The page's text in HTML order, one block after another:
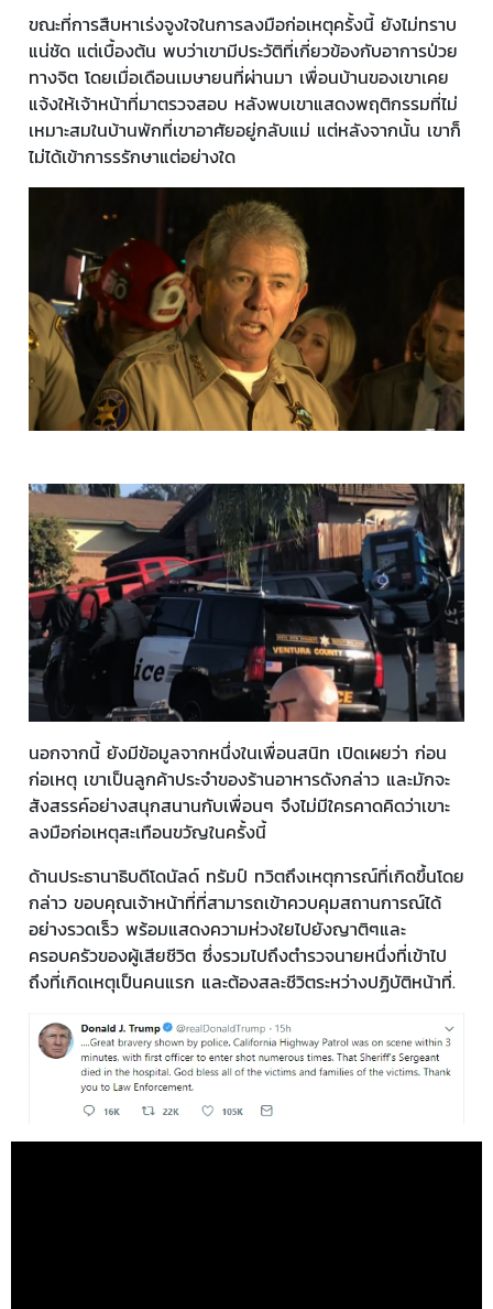
ขณะที่การสืบหาเร่งจูงใจในการลงมือก่อเหตุครั้งนี้ ยังไม่ทราบ
แน่ชัด แต่เบื้องต้น พบว่าเขามีประวัติที่เกี่ยวข้องกับอาการป่วย
ทางจิต โดยเมื่อเดือนเมษายนที่ผ่านมา เพื่อนบ้านของเขาเคย
แจ้งให้เจ้าหน้าที่มาตรวจสอบ หลังพบเขาแสดงพฤติกรรมที่ไม่
เหมาะสมในบ้านพักที่เขาอาศัยอยู่กลับแม่ แต่หลังจากนั้น เขาก็
ไม่ได้เข้าการรรักษาแต่อย่างใด
นอกจากนี้ ยังมีข้อมูลจากหนึ่งในเพื่อนสนิท เปิดเผยว่า ก่อน
ก่อเหตุ เขาเป็นลูกค้าประจำของร้านอาหารดังกล่าว และมักจะ
สังสรรค์อย่างสนุกสนานกับเพื่อนๆ จึงไม่มีใครคาดคิดว่าเขาะ
ลงมือก่อเหตุสะเทือนขวัญในครั้งนี้
ด้านประธานาธิบดีโดนัลด์ ทรัมป์ ทวิตถึงเหตุการณ์ที่เกิดขึ้นโดย
กล่าว ขอบคุณเจ้าหน้าที่ที่สามารถเข้าควบคุมสถานการณ์ได้
อย่างรวดเร็ว พร้อมแสดงความห่วงใยไปยังญาติๆและ
ครอบครัวของผู้เสียชีวิต ซึ่งรวมไปถึงตำรวจนายหนึ่งที่เข้าไป
ถึงที่เกิดเหตุเป็นคนแรก และต้องสละชีวิตระหว่างปฏิบัติหน้าที่.